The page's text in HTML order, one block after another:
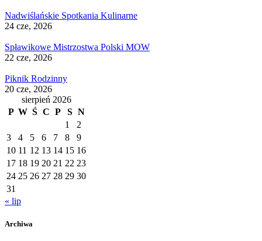
Nadwiślańskie Spotkania Kulinarne
24 cze, 2026
Spławikowe Mistrzostwa Polski MOW
22 cze, 2026
Piknik Rodzinny
20 cze, 2026
sierpień 2026
P W Ś C P S N
1
2
3
4 5 6 7 8
9
10 11 12 13 14 15 16
17 18 19 20 21 22 23
24 25 26 27 28 29 30
31
« lip
Archiwa